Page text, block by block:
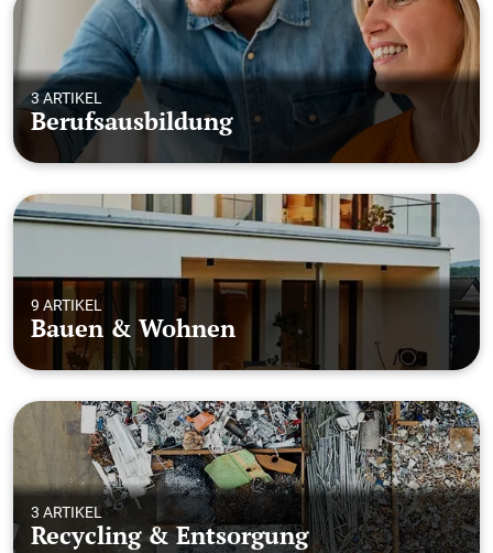
3 ARTIKEL
Berufsausbildung
9 ARTIKEL
Bauen & Wohnen
3 ARTIKEL
Recycling & Entsorgung